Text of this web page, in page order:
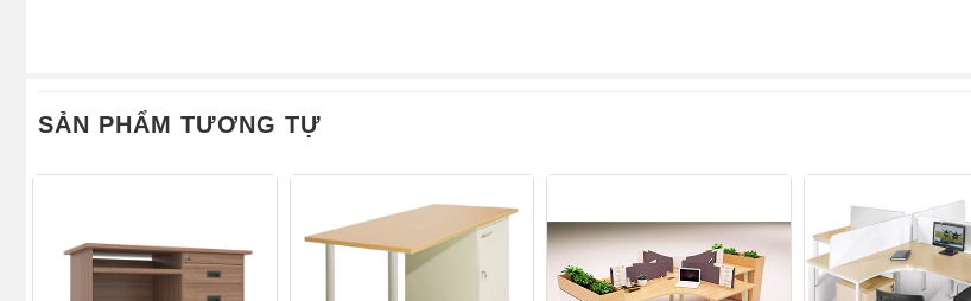
SẢN PHẨM TƯƠNG TỰ